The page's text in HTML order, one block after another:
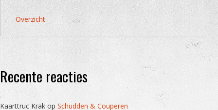
Overzicht
Recente reacties
Kaarttruc Krak op Schudden & Couperen